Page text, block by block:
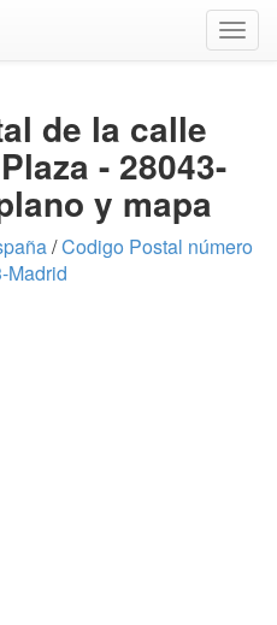
de la calle
- 28043-
y mapa
/Codigo Postal número
Madrid